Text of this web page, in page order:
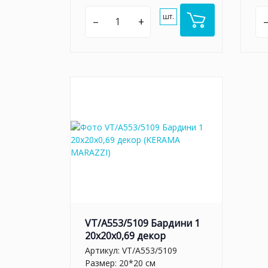
– + шт. –
VT/A553/5109 Бардини 1
20x20x0,69 декор
Артикул: VT/A553/5109
Размер: 20*20 см